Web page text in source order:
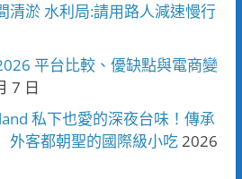
清淤 水利局:請用路人減速慢行
平台比較、優缺點與電商變
7 日
私下也愛的深夜台味！傳承
外客都朝聖的國際級小吃2026